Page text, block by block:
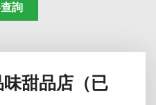
詢
甜品店（已